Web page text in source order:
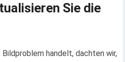
Sie die
Bildproblem handelt, dachten wir,